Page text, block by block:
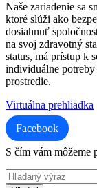
Naše zariadenie sa
ktoré slúži ako
dosiahnuť
na svoj zdravotný
status, má prístup k
individuálne potreby
prostredie.
Virtuálna prehliadka
Facebook
S čím vám môžeme